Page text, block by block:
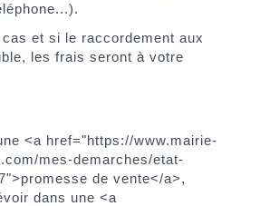
et si le raccordement aux
les frais seront à votre
<a href="https://www.mairie-
mes-demarches/etat-
de vente</a>,
dans une <a